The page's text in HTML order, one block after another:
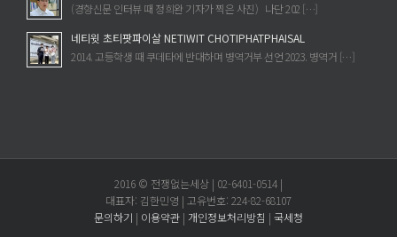
(경향신문 인터뷰 때 정희완 기자가 찍은 사진) 나단 202 […]
네티윗 초티팟파이살 NETIWIT CHOTIPHATPHAISAL
2014. 고등학생 때 쿠데타에 반대하며 병역거부 선언 2023. 병역거 […]
2016 © 전쟁없는세상 | 02-6401-0514 |
대표자: 김한민영 | 고유번호: 224-82-68107
문의하기 | 이용약관 | 개인정보처리방침 | 국세청